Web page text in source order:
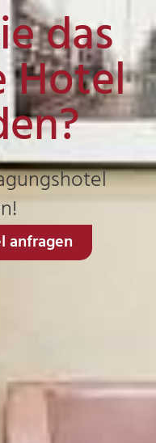
das
Hotel
anfragen